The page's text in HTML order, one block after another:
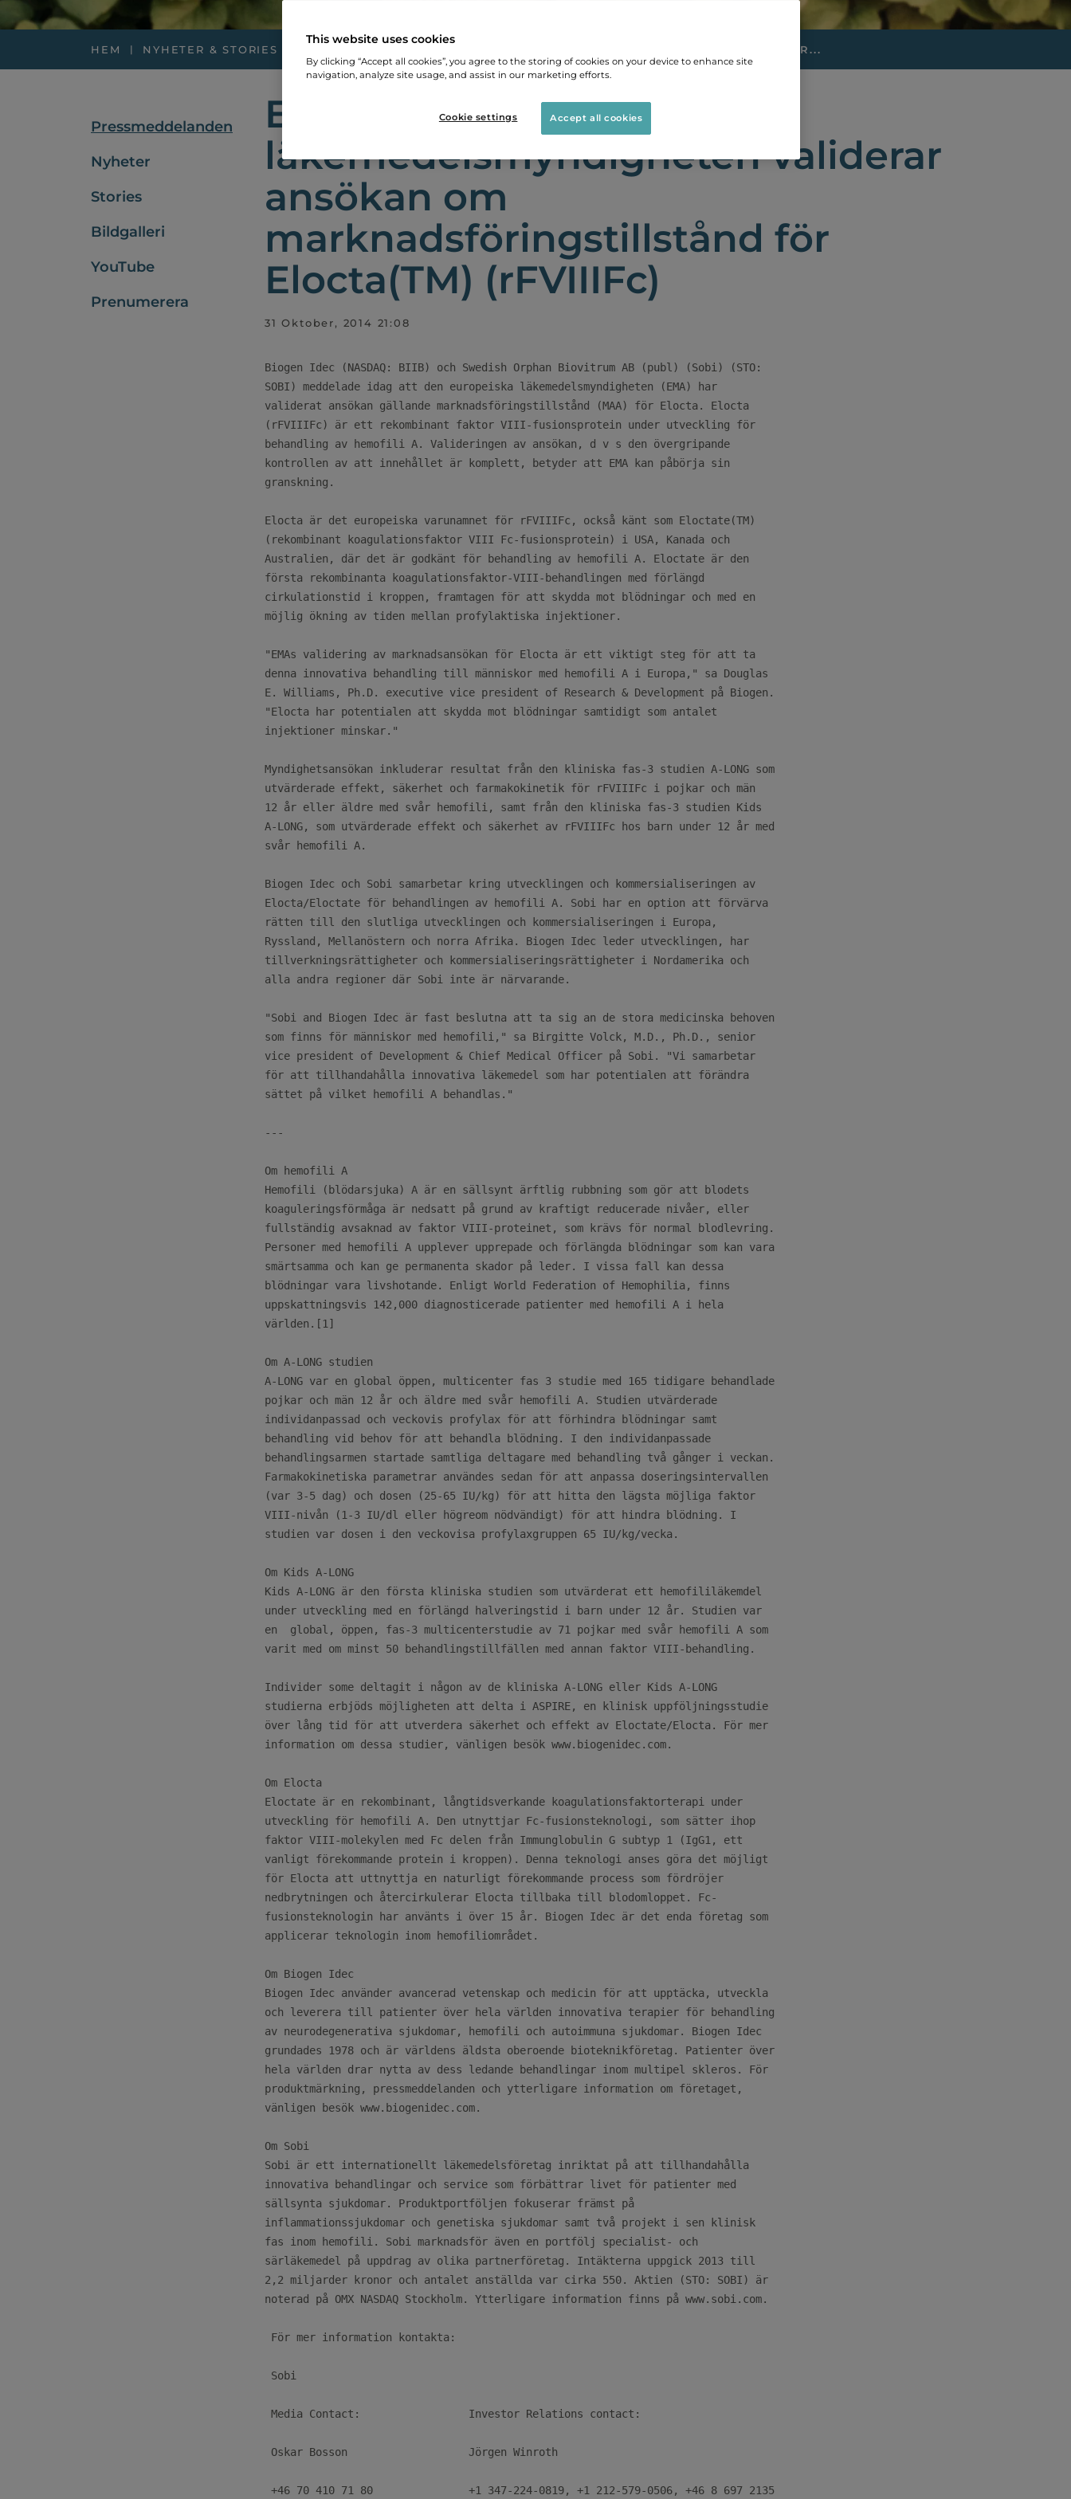
HEM NYHETER & STORIES EUROPEISKA LÄKEMEDELSMYNDIGHETEN VALIDER...
Pressmeddelanden
Nyheter
Stories
Bildgalleri
YouTube
Prenumerera
Europeiska
läkemedelsmyndigheten validerar
ansökan om
marknadsföringstillstånd för
Elocta(TM) (rFVIIIFc)
31 Oktober, 2014 21:08
Biogen Idec (NASDAQ: BIIB) och Swedish Orphan Biovitrum AB (publ) (Sobi) (STO:
SOBI) meddelade idag att den europeiska läkemedelsmyndigheten (EMA) har
validerat ansökan gällande marknadsföringstillstånd (MAA) för Elocta. Elocta
(rFVIIIFc) är ett rekombinant faktor VIII-fusionsprotein under utveckling för
behandling av hemofili A. Valideringen av ansökan, d v s den övergripande
kontrollen av att innehållet är komplett, betyder att EMA kan påbörja sin
granskning.
Elocta är det europeiska varunamnet för rFVIIIFc, också känt som Eloctate(TM)
(rekombinant koagulationsfaktor VIII Fc-fusionsprotein) i USA, Kanada och
Australien, där det är godkänt för behandling av hemofili A. Eloctate är den
första rekombinanta koagulationsfaktor-VIII-behandlingen med förlängd
cirkulationstid i kroppen, framtagen för att skydda mot blödningar och med en
möjlig ökning av tiden mellan profylaktiska injektioner.
"EMAs validering av marknadsansökan för Elocta är ett viktigt steg för att ta
denna innovativa behandling till människor med hemofili A i Europa," sa Douglas
E. Williams, Ph.D. executive vice president of Research & Development på Biogen.
"Elocta har potentialen att skydda mot blödningar samtidigt som antalet
injektioner minskar."
Myndighetsansökan inkluderar resultat från den kliniska fas-3 studien A-LONG som
utvärderade effekt, säkerhet och farmakokinetik för rFVIIIFc i pojkar och män
12 år eller äldre med svår hemofili, samt från den kliniska fas-3 studien Kids
A-LONG, som utvärderade effekt och säkerhet av rFVIIIFc hos barn under 12 år med
svår hemofili A.
Biogen Idec och Sobi samarbetar kring utvecklingen och kommersialiseringen av
Elocta/Eloctate för behandlingen av hemofili A. Sobi har en option att förvärva
rätten till den slutliga utvecklingen och kommersialiseringen i Europa,
Ryssland, Mellanöstern och norra Afrika. Biogen Idec leder utvecklingen, har
tillverkningsrättigheter och kommersialiseringsrättigheter i Nordamerika och
alla andra regioner där Sobi inte är närvarande.
"Sobi and Biogen Idec är fast beslutna att ta sig an de stora medicinska behoven
som finns för människor med hemofili," sa Birgitte Volck, M.D., Ph.D., senior
vice president of Development & Chief Medical Officer på Sobi. "Vi samarbetar
för att tillhandahålla innovativa läkemedel som har potentialen att förändra
sättet på vilket hemofili A behandlas."
---
Om hemofili A
Hemofili (blödarsjuka) A är en sällsynt ärftlig rubbning som gör att blodets
koaguleringsförmåga är nedsatt på grund av kraftigt reducerade nivåer, eller
fullständig avsaknad av faktor VIII-proteinet, som krävs för normal blodlevring.
Personer med hemofili A upplever upprepade och förlängda blödningar som kan vara
smärtsamma och kan ge permanenta skador på leder. I vissa fall kan dessa
blödningar vara livshotande. Enligt World Federation of Hemophilia, finns
uppskattningsvis 142,000 diagnosticerade patienter med hemofili A i hela
världen.[1]
Om A-LONG studien
A-LONG var en global öppen, multicenter fas 3 studie med 165 tidigare behandlade
pojkar och män 12 år och äldre med svår hemofili A. Studien utvärderade
individanpassad och veckovis profylax för att förhindra blödningar samt
behandling vid behov för att behandla blödning. I den individanpassade
behandlingsarmen startade samtliga deltagare med behandling två gånger i veckan.
Farmakokinetiska parametrar användes sedan för att anpassa doseringsintervallen
(var 3-5 dag) och dosen (25-65 IU/kg) för att hitta den lägsta möjliga faktor
VIII-nivån (1-3 IU/dl eller högreom nödvändigt) för att hindra blödning. I
studien var dosen i den veckovisa profylaxgruppen 65 IU/kg/vecka.
Om Kids A-LONG
Kids A-LONG är den första kliniska studien som utvärderat ett hemofililäkemdel
under utveckling med en förlängd halveringstid i barn under 12 år. Studien var
en  global, öppen, fas-3 multicenterstudie av 71 pojkar med svår hemofili A som
varit med om minst 50 behandlingstillfällen med annan faktor VIII-behandling.
Individer some deltagit i någon av de kliniska A-LONG eller Kids A-LONG
studierna erbjöds möjligheten att delta i ASPIRE, en klinisk uppföljningsstudie
över lång tid för att utverdera säkerhet och effekt av Eloctate/Elocta. För mer
information om dessa studier, vänligen besök www.biogenidec.com.
Om Elocta
Eloctate är en rekombinant, långtidsverkande koagulationsfaktorterapi under
utveckling för hemofili A. Den utnyttjar Fc-fusionsteknologi, som sätter ihop
faktor VIII-molekylen med Fc delen från Immunglobulin G subtyp 1 (IgG1, ett
vanligt förekommande protein i kroppen). Denna teknologi anses göra det möjligt
för Elocta att uttnyttja en naturligt förekommande process som fördröjer
nedbrytningen och återcirkulerar Elocta tillbaka till blodomloppet. Fc-
fusionsteknologin har använts i över 15 år. Biogen Idec är det enda företag som
applicerar teknologin inom hemofiliområdet.
Om Biogen Idec
Biogen Idec använder avancerad vetenskap och medicin för att upptäcka, utveckla
och leverera till patienter över hela världen innovativa terapier för behandling
av neurodegenerativa sjukdomar, hemofili och autoimmuna sjukdomar. Biogen Idec
grundades 1978 och är världens äldsta oberoende bioteknikföretag. Patienter över
hela världen drar nytta av dess ledande behandlingar inom multipel skleros. För
produktmärkning, pressmeddelanden och ytterligare information om företaget,
vänligen besök www.biogenidec.com.
Om Sobi
Sobi är ett internationellt läkemedelsföretag inriktat på att tillhandahålla
innovativa behandlingar och service som förbättrar livet för patienter med
sällsynta sjukdomar. Produktportföljen fokuserar främst på
inflammationssjukdomar och genetiska sjukdomar samt två projekt i sen klinisk
fas inom hemofili. Sobi marknadsför även en portfölj specialist- och
särläkemedel på uppdrag av olika partnerföretag. Intäkterna uppgick 2013 till
2,2 miljarder kronor och antalet anställda var cirka 550. Aktien (STO: SOBI) är
noterad på OMX NASDAQ Stockholm. Ytterligare information finns på www.sobi.com.
För mer information kontakta:
Sobi
Media Contact:                 Investor Relations contact:
Oskar Bosson                   Jörgen Winroth
+46 70 410 71 80               +1 347-224-0819, +1 212-579-0506, +46 8 697 2135
This website uses cookies
By clicking “Accept all cookies”, you agree to the storing of cookies on your device to enhance site
navigation, analyze site usage, and assist in our marketing efforts.
Cookie settings Accept all cookies